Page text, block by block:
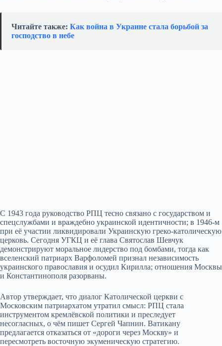
Читайте также: Как война в Украине стала борьбой за
господство в небе
С 1943 года руководство РПЦ тесно связано с государством и
спецслужбами и враждебно украинской идентичности; в 1946‑м
при её участии ликвидировали Украинскую греко‑католическую
церковь. Сегодня УГКЦ и её глава Святослав Шевчук
демонстрируют моральное лидерство под бомбами, тогда как
вселенский патриарх Варфоломей признал независимость
украинского православия и осудил Кирилла; отношения Москвы
и Константинополя разорваны.
Автор утверждает, что диалог Католической церкви с
Московским патриархатом утратил смысл: РПЦ стала
инструментом кремлёвской политики и преследует
несогласных, о чём пишет Сергей Чапнин. Ватикану
предлагается отказаться от «дороги через Москву» и
пересмотреть восточную экуменическую стратегию.